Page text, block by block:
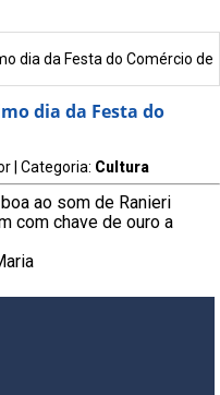
dia da Festa do Comércio de
dia da Festa do
| Categoria: Cultura
ao som de Ranieri
com chave de ouro a